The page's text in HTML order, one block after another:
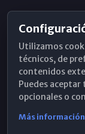
Horarios de
Hemeroteca
WhatsApp
Utilizamos
técnicos, de
contenidos
Puedes aceptar
opcionales o
Más información